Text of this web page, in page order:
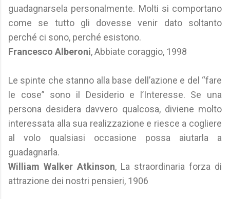
guadagnarsela personalmente. Molti si comportano
come se tutto gli dovesse venir dato soltanto
perché ci sono, perché esistono.
Francesco Alberoni, Abbiate coraggio, 1998
Le spinte che stanno alla base dell’azione e del “fare
le cose” sono il Desiderio e l’Interesse. Se una
persona desidera davvero qualcosa, diviene molto
interessata alla sua realizzazione e riesce a cogliere
al volo qualsiasi occasione possa aiutarla a
guadagnarla.
William Walker Atkinson, La straordinaria forza di
attrazione dei nostri pensieri, 1906